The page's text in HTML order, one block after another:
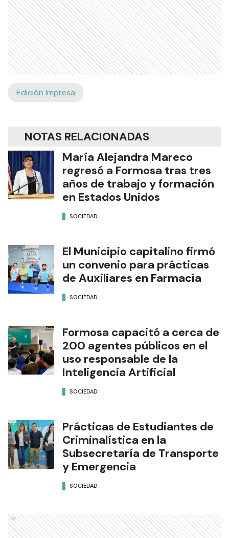
Edición Impresa
NOTAS RELACIONADAS
María Alejandra Mareco
regresó a Formosa tras tres
años de trabajo y formación
en Estados Unidos
SOCIEDAD
El Municipio capitalino firmó
un convenio para prácticas
de Auxiliares en Farmacia
SOCIEDAD
Formosa capacitó a cerca de
200 agentes públicos en el
uso responsable de la
Inteligencia Artificial
SOCIEDAD
Prácticas de Estudiantes de
Criminalística en la
Subsecretaría de Transporte
y Emergencia
SOCIEDAD
Ads